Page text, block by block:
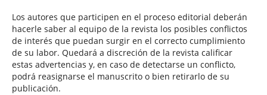
Los autores que participen en el proceso editorial deberán
hacerle saber al equipo de la revista los posibles conflictos
de interés que puedan surgir en el correcto cumplimiento
de su labor. Quedará a discreción de la revista calificar
estas advertencias y, en caso de detectarse un conflicto,
podrá reasignarse el manuscrito o bien retirarlo de su
publicación.